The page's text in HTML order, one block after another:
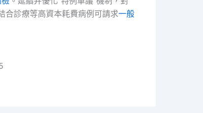
合診療等高資本耗費病例可請求一般